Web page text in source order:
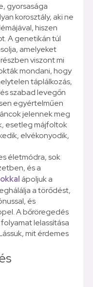
gyorsasága
korosztály, aki ne
hiszen
A genetikán túl
amelyeket
viszont mi
mondani, hogy
táplálkozás,
szabad levegőn
egyértelműen
jelennek meg
esetleg májfoltok
elvékonyodik,
életmódra, sok
és a
ápoljuk a
a törődést,
és
A bőröregedés
lelassítása
mit érdemes